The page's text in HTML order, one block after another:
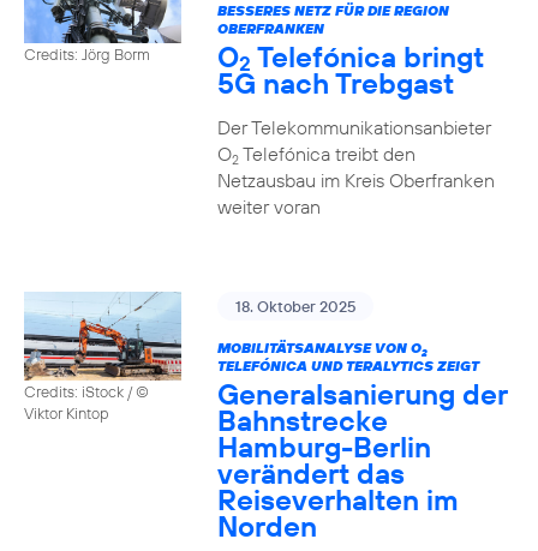
Credits: Jörg Borm
BESSERES NETZ FÜR DIE REGION
OBERFRANKEN
O2 Telefónica bringt
5G nach Trebgast
Der Telekommunikationsanbieter
O2Telefónica treibt den
Netzausbau im Kreis Oberfranken
weiter voran
Credits: iStock / ©
Viktor Kintop
18. Oktober 2025
MOBILITÄTSANALYSE VON O2
TELEFÓNICA UND TERALYTICS ZEIGT
Generalsanierung der
Bahnstrecke
Hamburg-Berlin
verändert das
Reiseverhalten im
Norden